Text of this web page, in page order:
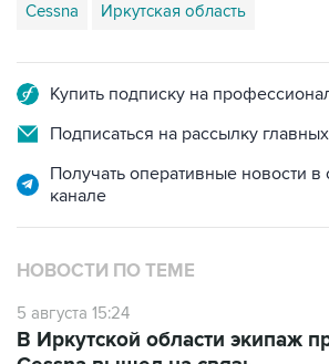
Cessna Иркутская область
Купить подписку на
Подписаться на рассылку
Получать оперативные новости
канале
НОВОСТИ ПО ТЕМЕ
5 августа 15:24
В Иркутской области экипаж